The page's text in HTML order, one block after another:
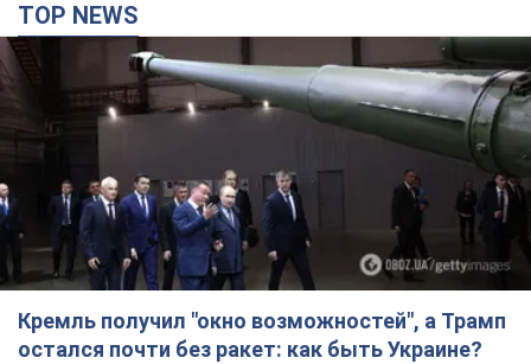
TOP NEWS
Кремль получил "окно возможностей", а Трамп
остался почти без ракет: как быть Украине?